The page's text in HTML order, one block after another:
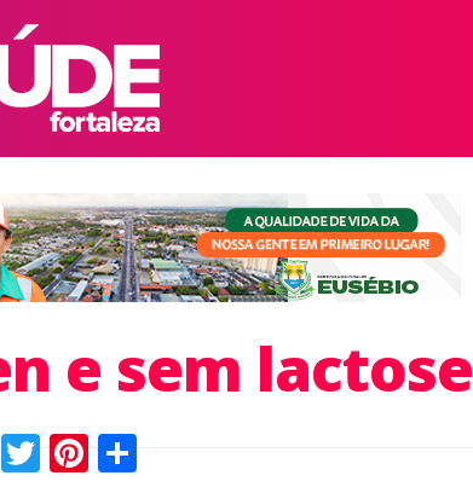
e sem lactose
Facebook
TwitterPinterest